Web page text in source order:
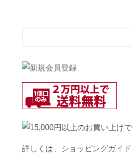
詳しくは、 ショッピングガイド